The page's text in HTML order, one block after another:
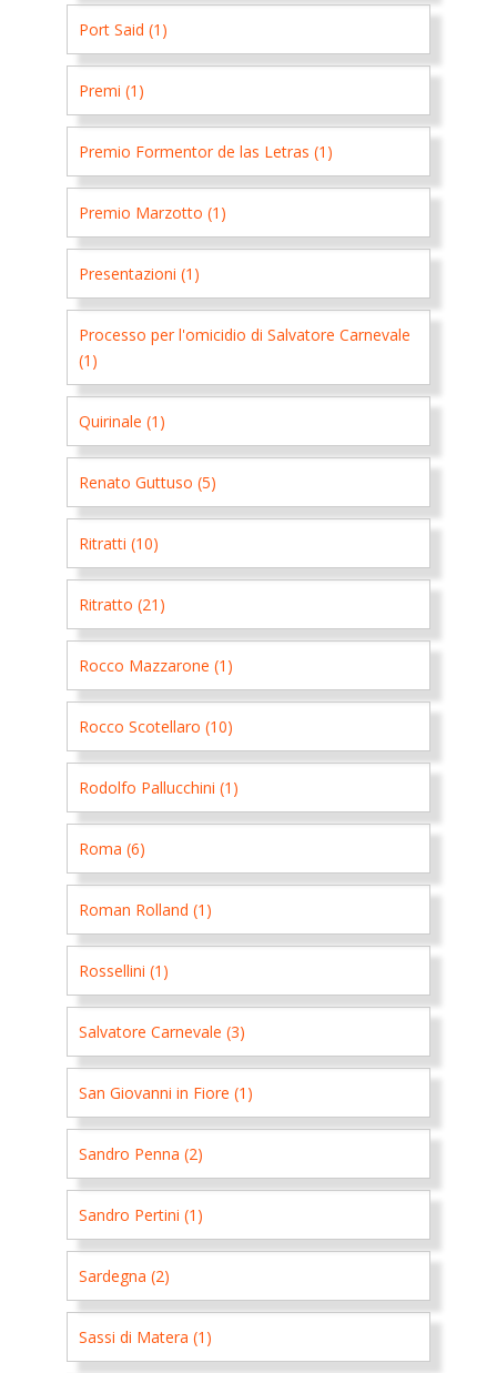
Port Said (1)
Premi (1)
Premio Formentor de las Letras (1)
Premio Marzotto (1)
Presentazioni (1)
Processo per l'omicidio di Salvatore Carnevale
(1)
Quirinale (1)
Renato Guttuso (5)
Ritratti (10)
Ritratto (21)
Rocco Mazzarone (1)
Rocco Scotellaro (10)
Rodolfo Pallucchini (1)
Roma (6)
Roman Rolland (1)
Rossellini (1)
Salvatore Carnevale (3)
San Giovanni in Fiore (1)
Sandro Penna (2)
Sandro Pertini (1)
Sardegna (2)
Sassi di Matera (1)